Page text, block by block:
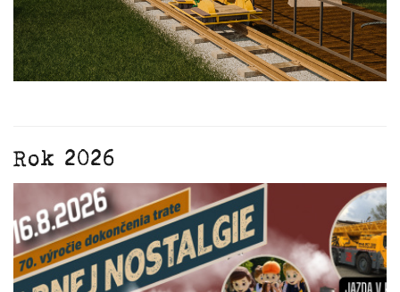
Rok 2026